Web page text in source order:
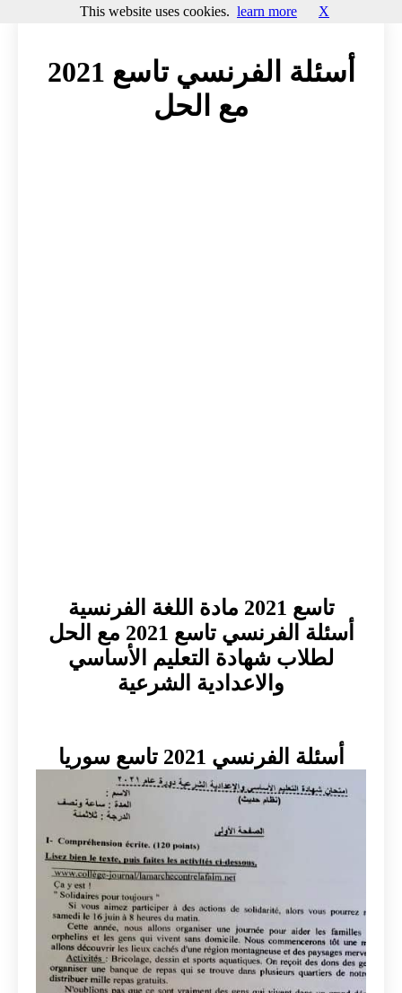
أسئلة الفرنسي تاسع 2021
مع الحل
تاسع 2021 مادة اللغة الفرنسية
أسئلة الفرنسي تاسع 2021 مع الحل
لطلاب شهادة التعليم الأساسي
والاعدادية الشرعية
أسئلة الفرنسي 2021 تاسع سوريا
This website uses cookies. learn more X